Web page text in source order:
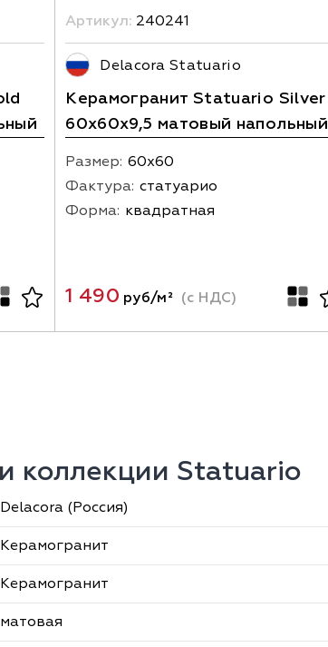
Артикул: 240241
Delacora Statuario
Керамогранит Statuario Silver
60х60х9,5 матовый напольный
Размер: 60х60
Фактура: статуарио
Форма: квадратная
1 490 руб/м² (с НДС)
коллекции Statuario
Delacora (Россия)
Керамогранит
Керамогранит
матовая